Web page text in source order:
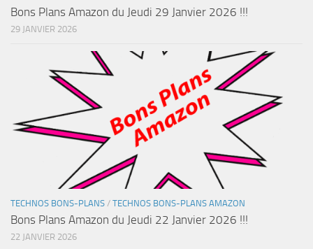
Bons Plans Amazon du Jeudi 29 Janvier 2026 !!!
29 JANVIER 2026
TECHNOS BONS-PLANS / TECHNOS BONS-PLANS AMAZON
Bons Plans Amazon du Jeudi 22 Janvier 2026 !!!
22 JANVIER 2026